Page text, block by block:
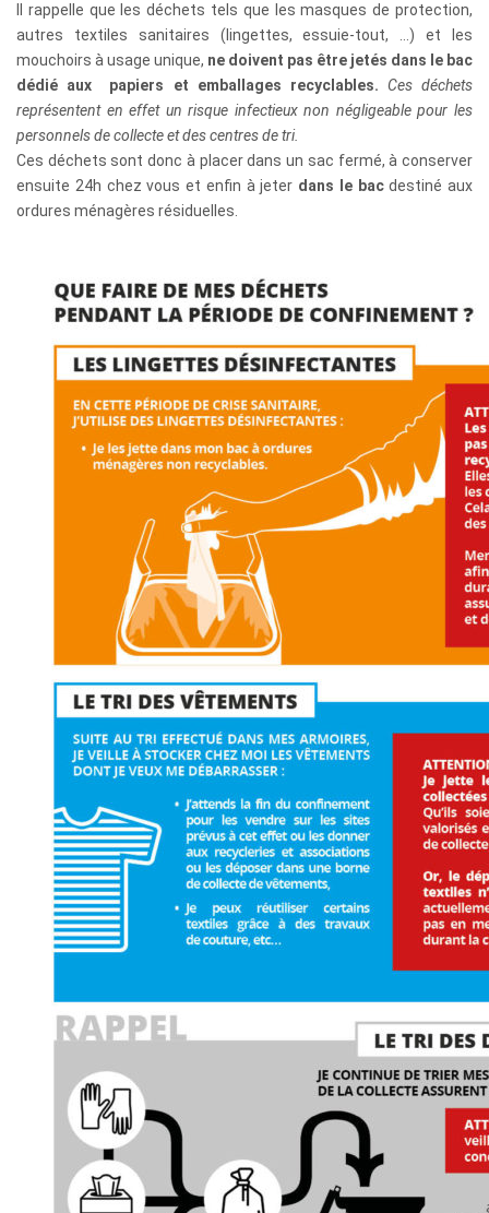
Il rappelle que les déchets tels que les masques de protection,
autres textiles sanitaires (lingettes, essuie-tout, …) et les
mouchoirs à usage unique, ne doivent pas être jetés dans le bac
dédié aux papiers et emballages recyclables. Ces déchets
représentent en effet un risque infectieux non négligeable pour les
personnels de collecte et des centres de tri.
Ces déchets sont donc à placer dans un sac fermé, à conserver
ensuite 24h chez vous et enfin à jeter dans le bacdestiné aux
ordures ménagères résiduelles.